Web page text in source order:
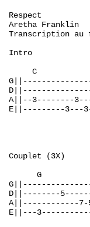
Aretha Franklin
Transcription au
Intro
C
A||--3--------
E||---------3---
Couplet (3X)
G
D||--------
A||------------
E||---